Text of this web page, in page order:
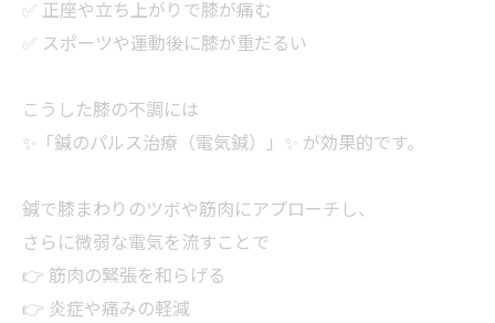
✅ 正座や立ち上がりで膝が痛む
✅ スポーツや運動後に膝が重だるい
こうした膝の不調には
✨「鍼のパルス治療（電気鍼）」✨ が効果的です。
鍼で膝まわりのツボや筋肉にアプローチし、
さらに微弱な電気を流すことで
👉 筋肉の緊張を和らげる
👉 炎症や痛みの軽減